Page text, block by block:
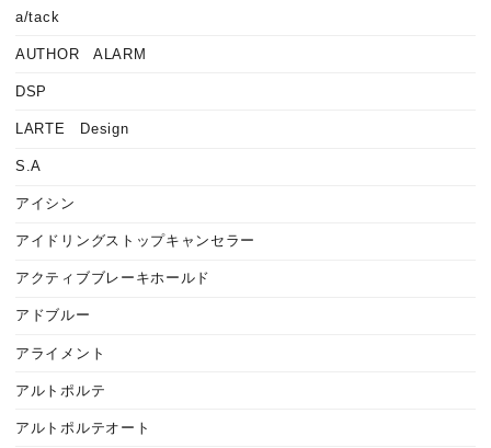
a/tack
AUTHOR ALARM
DSP
LARTE Design
S.A
アイシン
アイドリングストップキャンセラー
アクティブブレーキホールド
アドブルー
アライメント
アルトポルテ
アルトポルテオート